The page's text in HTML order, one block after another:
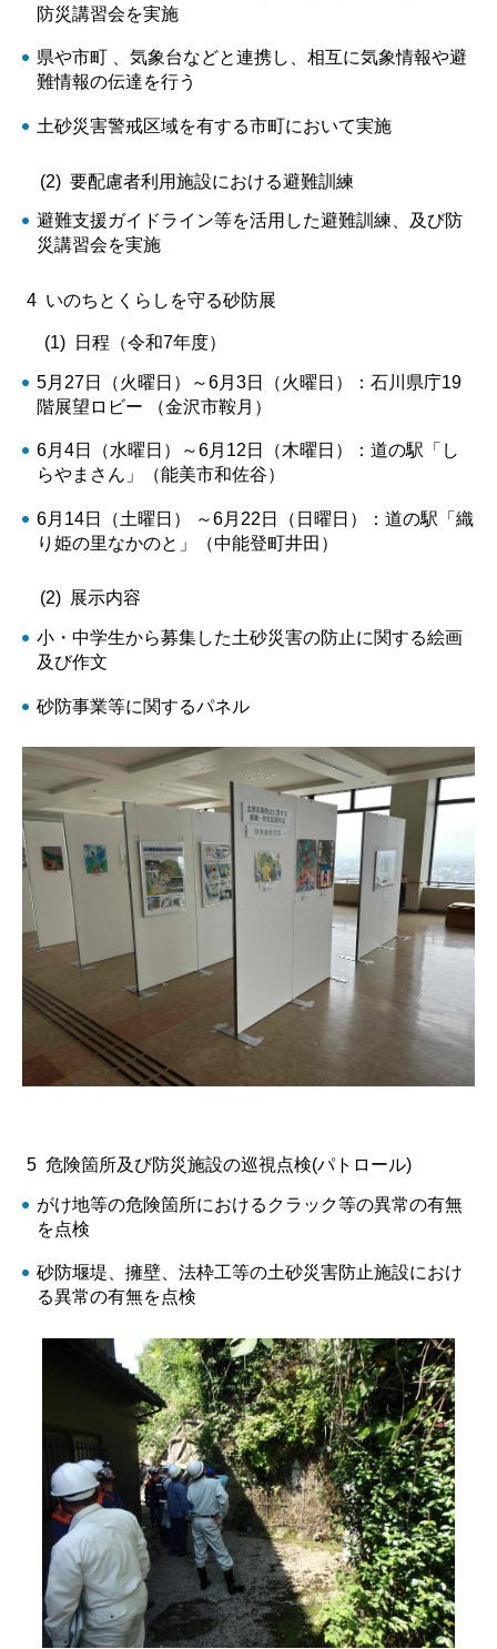
防災講習会を実施
県や市町 、気象台などと連携し、相互に気象情報や避
難情報の伝達を行う
土砂災害警戒区域を有する市町において実施
(2) 要配慮者利用施設における避難訓練
避難支援ガイドライン等を活用した避難訓練、及び防
災講習会を実施
4 いのちとくらしを守る砂防展
(1) 日程（令和7年度）
5月27日（火曜日）～6月3日（火曜日）：石川県庁19
階展望ロビー （金沢市鞍月）
6月4日（水曜日）～6月12日（木曜日）：道の駅「し
らやまさん」（能美市和佐谷）
6月14日（土曜日） ～6月22日（日曜日）：道の駅「織
り姫の里なかのと」（中能登町井田）
(2) 展示内容
小・中学生から募集した土砂災害の防止に関する絵画
及び作文
砂防事業等に関するパネル
5 危険箇所及び防災施設の巡視点検(パトロール)
がけ地等の危険箇所におけるクラック等の異常の有無
を点検
砂防堰堤、擁壁、法枠工等の土砂災害防止施設におけ
る異常の有無を点検